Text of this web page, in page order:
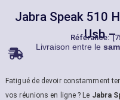
Jabra Speak 510
Usb –
Référance:
Livraison entre le
Fatigué de devoir constamment
vos réunions en ligne ? Le Jabra